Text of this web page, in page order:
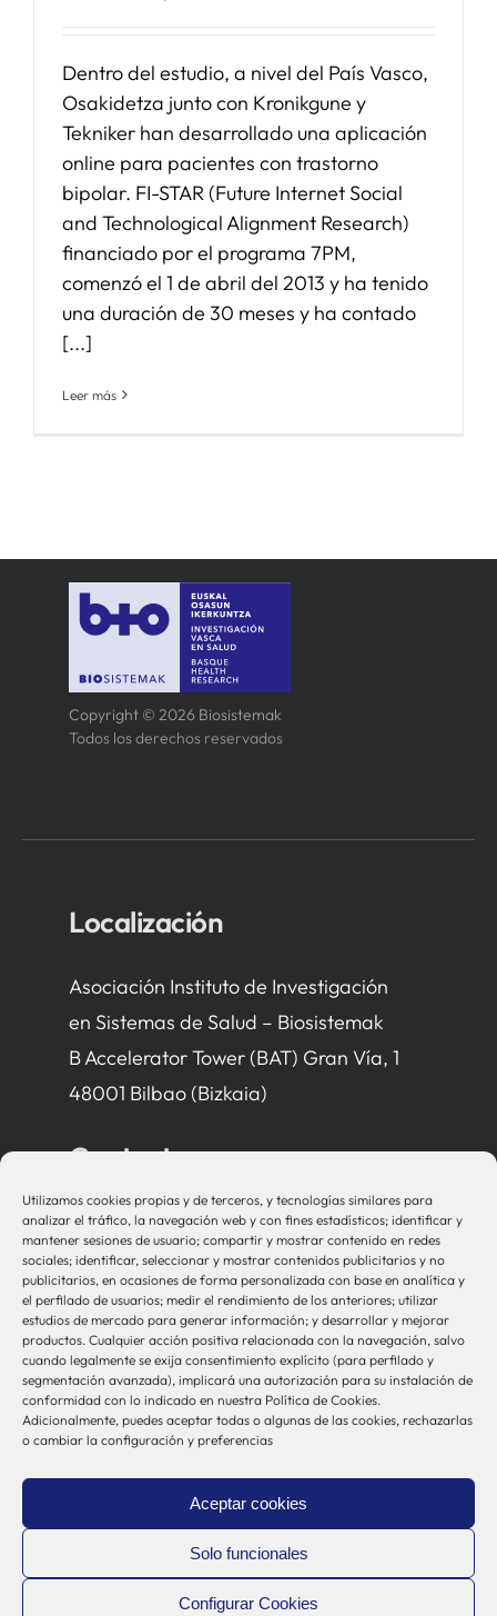
Utilizamos cookies propias y de terceros, y tecnologías similares para
analizar el tráfico, la navegación web y con fines estadísticos; identificar y
mantener sesiones de usuario; compartir y mostrar contenido en redes
sociales; identificar, seleccionar y mostrar contenidos publicitarios y no
publicitarios, en ocasiones de forma personalizada con base en analítica y
el perfilado de usuarios; medir el rendimiento de los anteriores; utilizar
estudios de mercado para generar información; y desarrollar y mejorar
productos. Cualquier acción positiva relacionada con la navegación, salvo
cuando legalmente se exija consentimiento explícito (para perfilado y
segmentación avanzada), implicará una autorización para su instalación de
conformidad con lo indicado en nuestra Política de Cookies.
Adicionalmente, puedes aceptar todas o algunas de las cookies, rechazarlas
o cambiar la configuración y preferencias
Aceptar cookies
Solo funcionales
Configurar Cookies
Dentro del estudio, a nivel del País Vasco,
Osakidetza junto con Kronikgune y
Tekniker han desarrollado una aplicación
online para pacientes con trastorno
bipolar. FI-STAR (Future Internet Social
and Technological Alignment Research)
financiado por el programa 7PM,
comenzó el 1 de abril del 2013 y ha tenido
una duración de 30 meses y ha contado
[...]
Leer más
Copyright © 2026 Biosistemak
Todos los derechos reservados
Localización
Asociación Instituto de Investigación
en Sistemas de Salud – Biosistemak
B Accelerator Tower (BAT) Gran Vía, 1
48001 Bilbao (Bizkaia)
Contacto
bio-sistemak@bio-sistemak.eus
944 00 77 90
Otros Enlaces
Osakidetza
Política de Privacidad
Política de Cookies